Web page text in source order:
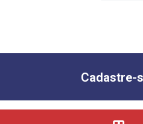
Cadastre-